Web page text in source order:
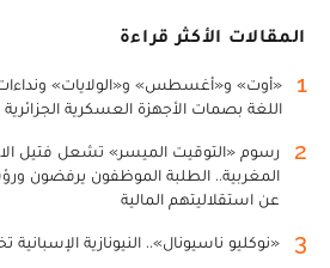
المقالات الأكثر قراءة
1
«أوت» و«أغسطس» و«الولايات»
اللغة بصمات الأجهزة العسكرية
2
رسوم «التوقيت الميسر» تشعل فتيل
المغربية.. الطلبة الموظفون يرفضون
عن استقلاليتهم المالية
3 «نوكليو ناسيونال».. النيونازية الإسبانية